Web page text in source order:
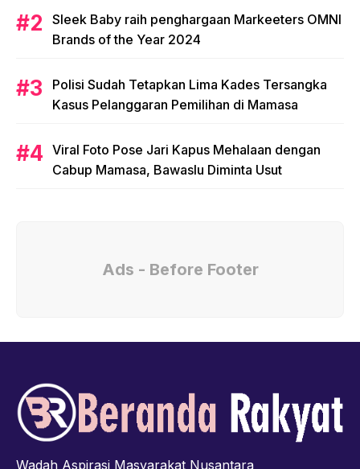
Sleek Baby raih penghargaan Markeeters OMNI
Brands of the Year 2024
Polisi Sudah Tetapkan Lima Kades Tersangka
Kasus Pelanggaran Pemilihan di Mamasa
Viral Foto Pose Jari Kapus Mehalaan dengan
Cabup Mamasa, Bawaslu Diminta Usut
Ads - Before Footer
Wadah Aspirasi Masyarakat Nusantara